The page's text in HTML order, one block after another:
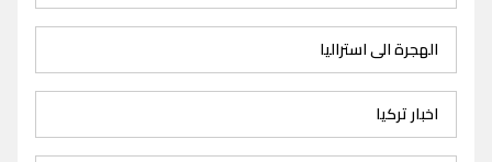
الهجرة الى استراليا
اخبار تركيا